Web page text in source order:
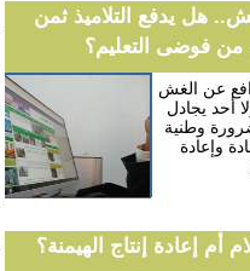
هل يدفع التلاميذ ثمن
من فوضى التعليم؟
عن الغش
أحد يجادل
وطنية
وإعادة
أم إعادة إنتاج الهيمنة؟